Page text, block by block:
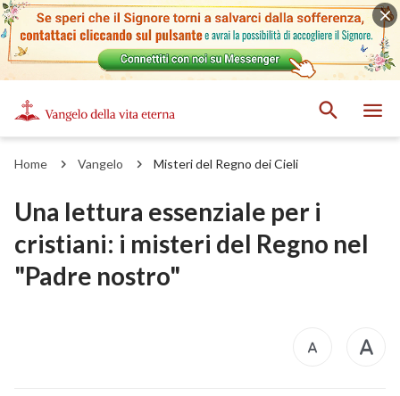
Home Vangelo Misteri del Regno dei Cieli
Una lettura essenziale per i
cristiani: i misteri del Regno nel
"Padre nostro"